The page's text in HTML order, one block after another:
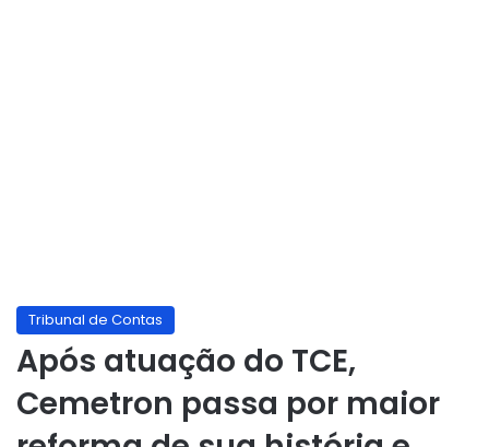
Tribunal de Contas
Após atuação do TCE,
Cemetron passa por maior